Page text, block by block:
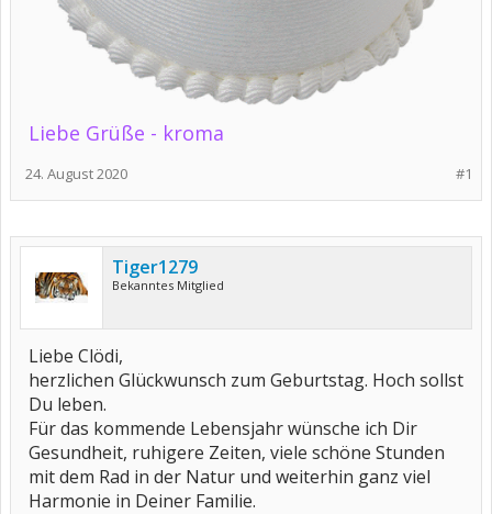
Liebe Grüße - kroma
#1
24. August 2020
Tiger1279
Bekanntes Mitglied
Liebe Clödi,
herzlichen Glückwunsch zum Geburtstag. Hoch sollst
Du leben.
Für das kommende Lebensjahr wünsche ich Dir
Gesundheit, ruhigere Zeiten, viele schöne Stunden
mit dem Rad in der Natur und weiterhin ganz viel
Harmonie in Deiner Familie.